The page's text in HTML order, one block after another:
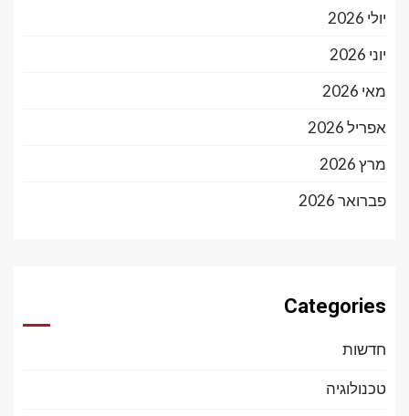
יולי 2026
יוני 2026
מאי 2026
אפריל 2026
מרץ 2026
פברואר 2026
Categories
חדשות
טכנולוגיה